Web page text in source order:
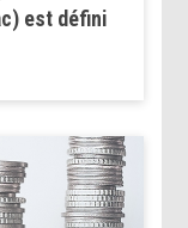
est défini